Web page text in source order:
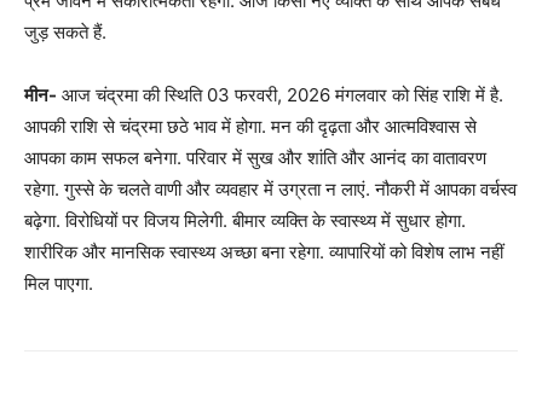
जुड़ सकते हैं.
मीन- आज चंद्रमा की स्थिति 03 फरवरी, 2026 मंगलवार को सिंह राशि में है.
आपकी राशि से चंद्रमा छठे भाव में होगा. मन की दृढ़ता और आत्मविश्वास से
आपका काम सफल बनेगा. परिवार में सुख और शांति और आनंद का वातावरण
रहेगा. गुस्से के चलते वाणी और व्यवहार में उग्रता न लाएं. नौकरी में आपका वर्चस्व
बढ़ेगा. विरोधियों पर विजय मिलेगी. बीमार व्यक्ति के स्वास्थ्य में सुधार होगा.
शारीरिक और मानसिक स्वास्थ्य अच्छा बना रहेगा. व्यापारियों को विशेष लाभ नहीं
मिल पाएगा.